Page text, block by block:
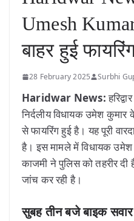
Umesh
बाहर हुई
28 February 2025 Surbhi
Haridwar News:
निर्दलीय विधायक उमेश कुमार
से फायरिंग हुई है। यह पूरी
है। इस मामले में विधायक
काजमी ने पुलिस को तहरीर
जांच कर रही है।
सुबह तीन बजे बाइक